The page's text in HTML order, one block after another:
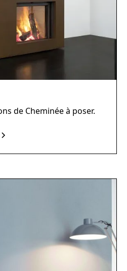
de Cheminée à poser.